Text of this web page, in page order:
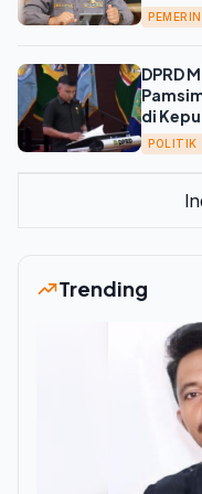
DPRD
di
POLITIK
Trending